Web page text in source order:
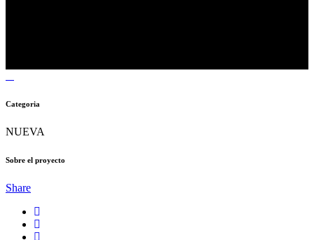
Categoria
NUEVA
Sobre el proyecto
Share